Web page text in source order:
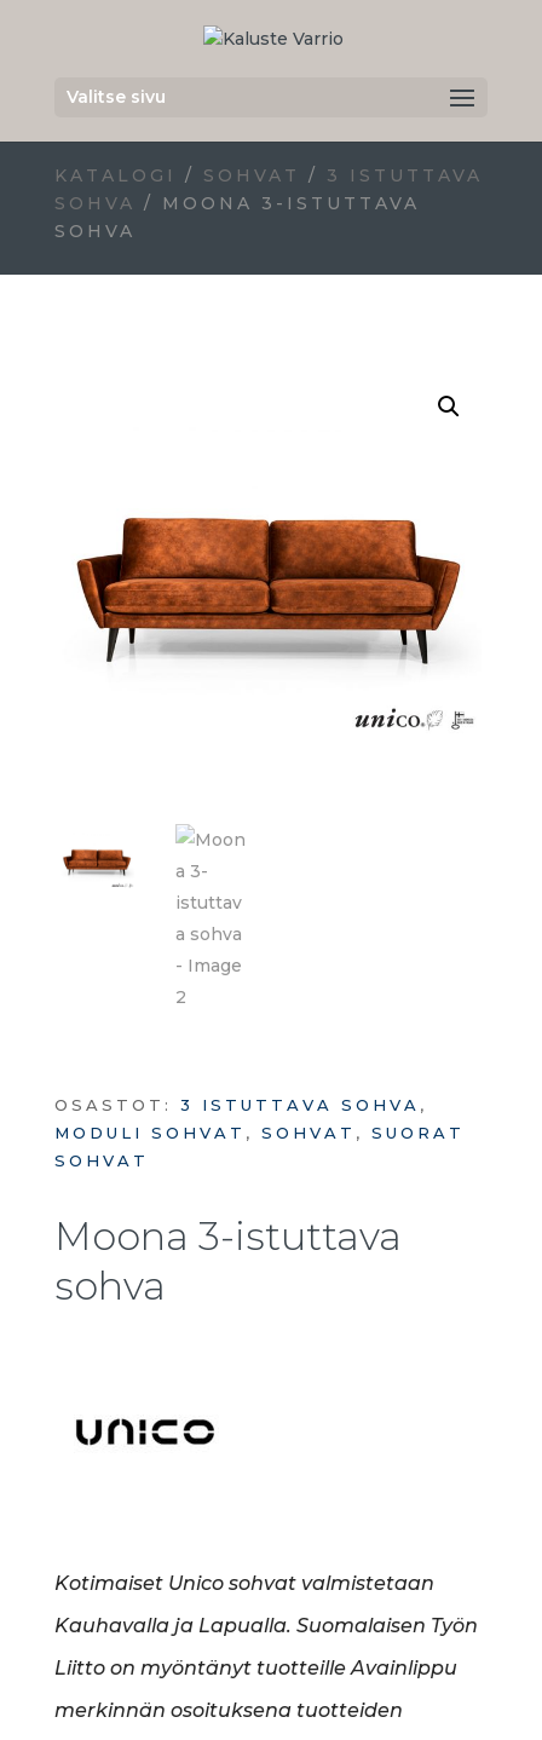
Valitse sivu
KATALOGI / SOHVAT / 3 ISTUTTAVA
SOHVA / MOONA 3-ISTUTTAVA
SOHVA
OSASTOT: 3 ISTUTTAVA SOHVA ,
MODULI SOHVAT , SOHVAT , SUORAT
SOHVAT
Moona 3-istuttava
sohva
Kotimaiset Unico sohvat valmistetaan
Kauhavalla ja Lapualla. Suomalaisen Työn
Liitto on myöntänyt tuotteille Avainlippu
merkinnän osoituksena tuotteiden